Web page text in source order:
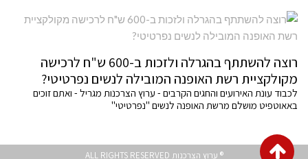
רוצה להשתתף בהגרלה ולזכות ב-600 ש"ח לרכישה
מקולקציית רשת האופנה המובילה לנשים נפרטיטי?
לכבוד עונת האירועים והחגים הקרבים - ערוץ הצרכנות מגריל - ואתם זוכים
באאוטפיט מושלם מרשת האופנה לנשים "נפרטיטי"
® ערוץ הצרכנות ALL RIGHTS RESERVED גלילה